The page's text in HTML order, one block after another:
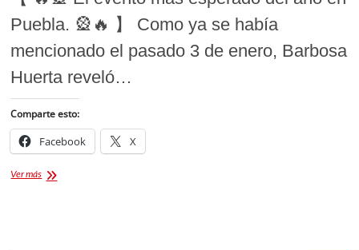
Puebla. 🎡🔥 】️ Como ya se había
mencionado el pasado 3 de enero, Barbosa
Huerta reveló…
Comparte esto:
Facebook X
Ver másREGRESA